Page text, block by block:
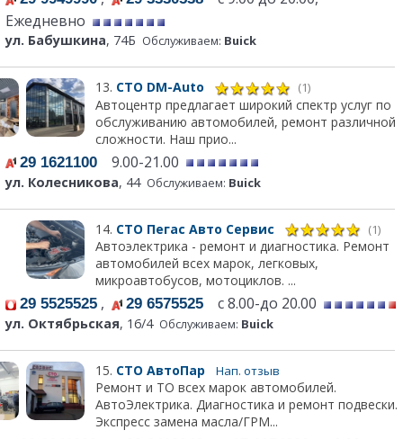
Ежедневно
ул. Бабушкина, 74Б Обслуживаем: Buick
13. СТО DM-Auto (1)
Автоцентр предлагает широкий спектр услуг по
обслуживанию автомобилей, ремонт различной
сложности. Наш прио...
29 1621100 9.00-21.00
ул. Колесникова, 44 Обслуживаем: Buick
14. СТО Пегас Авто Сервис (1)
Автоэлектрика - ремонт и диагностика. Ремонт
автомобилей всех марок, легковых,
микроавтобусов, мотоциклов. ...
29 5525525 , 29 6575525 с 8.00-до 20.00
ул. Октябрьская, 16/4 Обслуживаем: Buick
15. СТО АвтоПар Нап. отзыв
Ремонт и ТО всех марок автомобилей.
АвтоЭлектрика. Диагностика и ремонт подвески.
Экспресс замена масла/ГРМ...